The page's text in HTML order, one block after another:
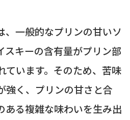
、一般的なプリンの甘いソ
スキーの含有量がプリン部
ています。そのため、苦味
強く、プリンの甘さと合
ある複雑な味わいを生み出